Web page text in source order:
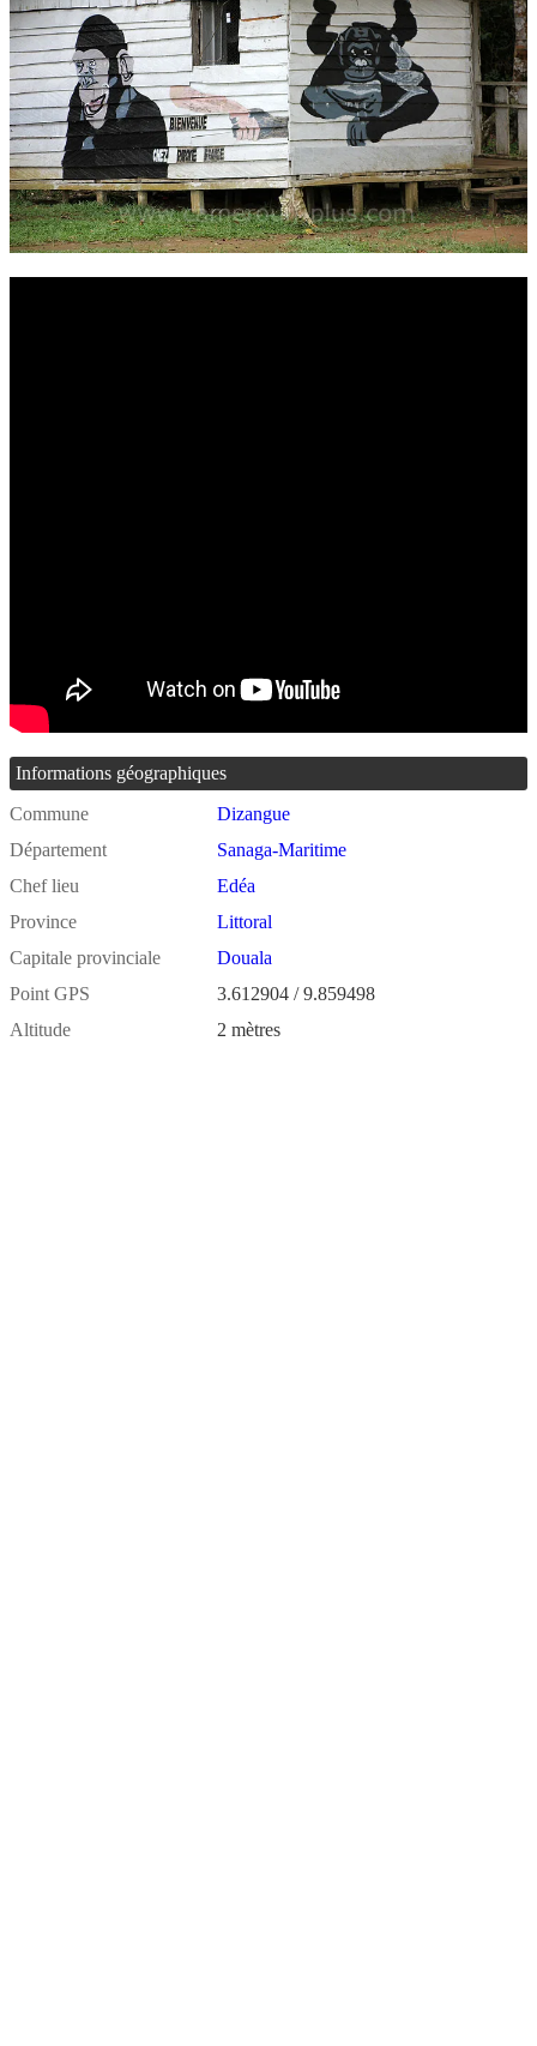
Informations géographiques
Commune
Dizangue
Département
Sanaga-Maritime
Chef lieu
Edéa
Province
Littoral
Capitale provinciale
Douala
Point GPS
3.612904 / 9.859498
Altitude
2 mètres